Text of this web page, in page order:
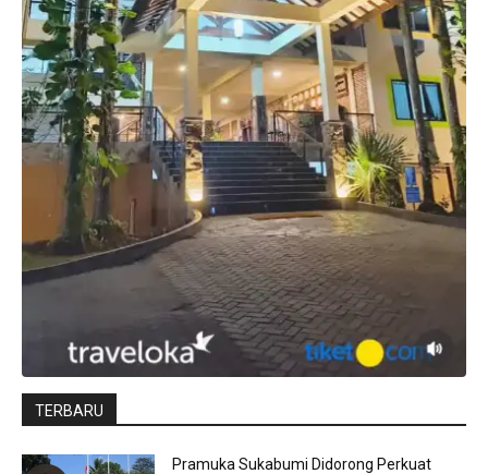
TERBARU
Pramuka Sukabumi Didorong Perkuat